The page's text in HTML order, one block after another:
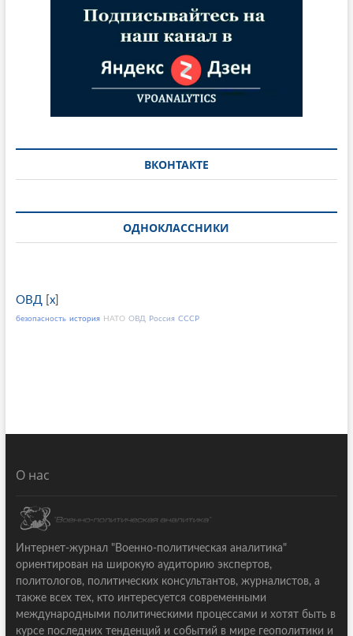
ВКОНТАКТЕ
ОДНОКЛАССНИКИ
ОВД[ x]
безопасность история НАТО ОВД Россия СССР
О нас
Интернет-журнал "Военно-политическая аналитика"
ориентирован на широкую аудиторию экспертов,
политологов, политических консультантов, журналистов, а
также всех тех, кто интересуется современными
международными политическими процессами и хотят быть в
курсе последних тенденций и событий в мире геополитики и